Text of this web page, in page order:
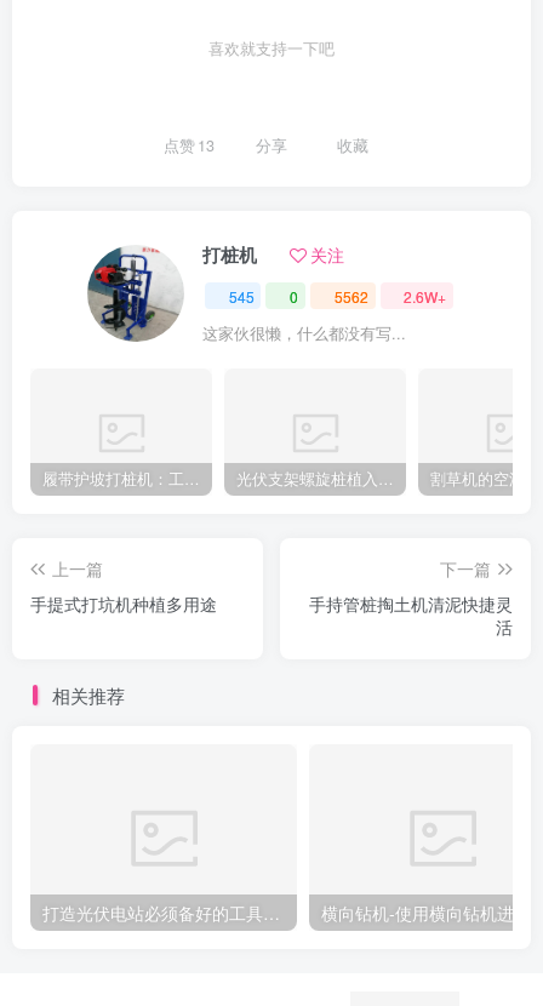
喜欢就支持一下吧
点赞13 分享 收藏
打桩机 关注
545 0 5562 2.6W+
这家伙很懒，什么都没有写...
履带护坡打桩机：工地施工利器 光伏支架螺旋桩植入设备：高效光伏支架安装工具，螺旋桩植入快速稳固
上一篇
手提式打坑机种植多用途
下一篇
手持管桩掏土机清泥快捷灵
活
相关推荐
打造光伏电站必须备好的工具：光伏压桩机